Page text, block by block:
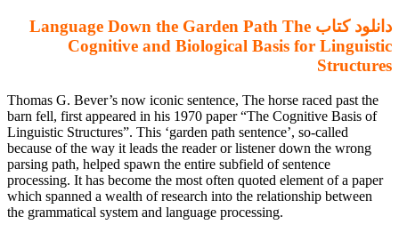
دانلود کتاب Language Down the Garden Path The
Cognitive and Biological Basis for Linguistic
Structures
Thomas G. Bever’s now iconic sentence, The horse raced past the
barn fell, first appeared in his 1970 paper “The Cognitive Basis of
Linguistic Structures”. This ‘garden path sentence’, so-called
because of the way it leads the reader or listener down the wrong
parsing path, helped spawn the entire subfield of sentence
processing. It has become the most often quoted element of a paper
which spanned a wealth of research into the relationship between
the grammatical system and language processing.